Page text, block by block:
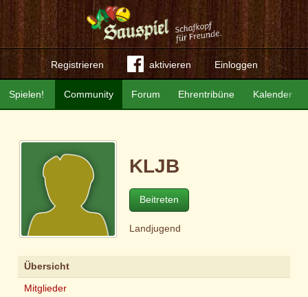
Registrieren aktivieren Einloggen
Community Forum Ehrentribüne Kalender
Spielen!
KLJB
Beitreten
Landjugend
Übersicht
Mitglieder